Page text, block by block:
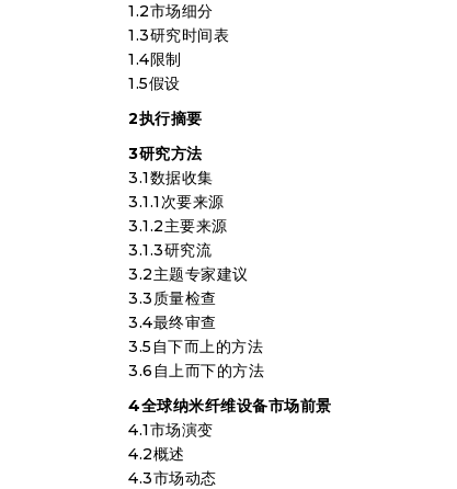
1.2市场细分
1.3研究时间表
1.4限制
1.5假设
2执行摘要
3研究方法
3.1数据收集
3.1.1次要来源
3.1.2主要来源
3.1.3研究流
3.2主题专家建议
3.3质量检查
3.4最终审查
3.5自下而上的方法
3.6自上而下的方法
4全球纳米纤维设备市场前景
4.1市场演变
4.2概述
4.3市场动态